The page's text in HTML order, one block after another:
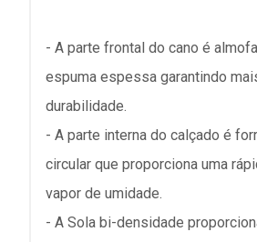
- A parte frontal do cano é
espuma espessa garantindo
durabilidade.
- A parte interna do calçado é
circular que proporciona uma
vapor de umidade.
- A Sola bi-densidade